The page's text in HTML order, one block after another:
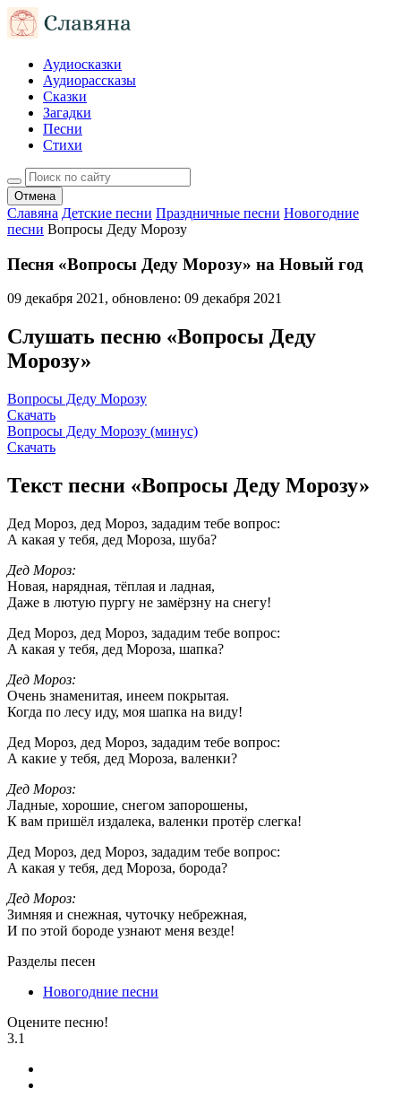
Аудиосказки
Аудиорассказы
Сказки
Загадки
Песни
Стихи
Отмена
Славяна Детские песни Праздничные песни Новогодние
песни Вопросы Деду Морозу
Песня «Вопросы Деду Морозу» на Новый год
09 декабря 2021, обновлено: 09 декабря 2021
Слушать песню «Вопросы Деду
Морозу»
Вопросы Деду Морозу
Скачать
Вопросы Деду Морозу (минус)
Скачать
Текст песни «Вопросы Деду Морозу»
Дед Мороз, дед Мороз, зададим тебе вопрос:
А какая у тебя, дед Мороза, шуба?
Дед Мороз:
Новая, нарядная, тёплая и ладная,
Даже в лютую пургу не замёрзну на снегу!
Дед Мороз, дед Мороз, зададим тебе вопрос:
А какая у тебя, дед Мороза, шапка?
Дед Мороз:
Очень знаменитая, инеем покрытая.
Когда по лесу иду, моя шапка на виду!
Дед Мороз, дед Мороз, зададим тебе вопрос:
А какие у тебя, дед Мороза, валенки?
Дед Мороз:
Ладные, хорошие, снегом запорошены,
К вам пришёл издалека, валенки протёр слегка!
Дед Мороз, дед Мороз, зададим тебе вопрос:
А какая у тебя, дед Мороза, борода?
Дед Мороз:
Зимняя и снежная, чуточку небрежная,
И по этой бороде узнают меня везде!
Разделы песен
Новогодние песни
Оцените песню!
3.1